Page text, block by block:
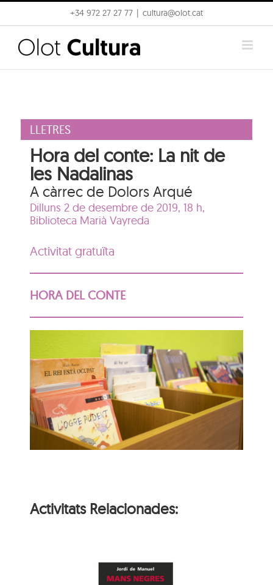
to
content
+34 972 27 27 77 cultura@olot.cat
LLETRES
Hora del conte: La nit de
les Nadalinas
A càrrec de Dolors Arqué
Dilluns 2 de desembre de 2019, 18 h,
Biblioteca Marià Vayreda
Activitat gratuïta
HORA DEL CONTE
Activitats Relacionades: